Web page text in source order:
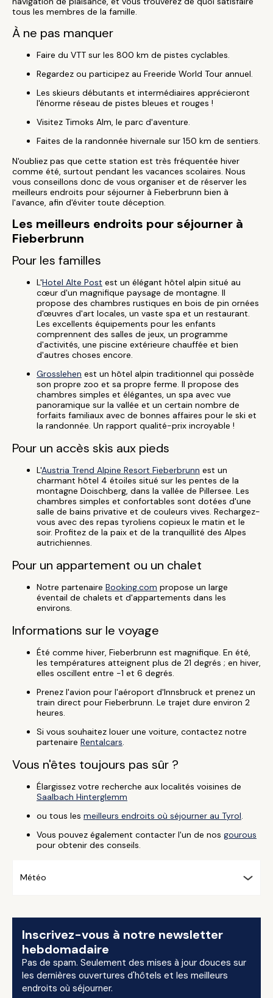
tous les membres de la famille.
À ne pas manquer
Faire du VTT sur les 800 km de pistes cyclables.
Regardez ou participez au Freeride World Tour annuel.
Les skieurs débutants et intermédiaires apprécieront
l'énorme réseau de pistes bleues et rouges !
Visitez Timoks Alm, le parc d'aventure.
Faites de la randonnée hivernale sur 150 km de sentiers.
N'oubliez pas que cette station est très fréquentée hiver
comme été, surtout pendant les vacances scolaires. Nous
vous conseillons donc de vous organiser et de réserver les
meilleurs endroits pour séjourner à Fieberbrunn bien à
l'avance, afin d'éviter toute déception.
Les meilleurs endroits pour séjourner à
Fieberbrunn
Pour les familles
L'Hotel Alte Post est un élégant hôtel alpin situé au
cœur d'un magnifique paysage de montagne. Il
propose des chambres rustiques en bois de pin ornées
d'œuvres d'art locales, un vaste spa et un restaurant.
Les excellents équipements pour les enfants
comprennent des salles de jeux, un programme
d'activités, une piscine extérieure chauffée et bien
d'autres choses encore.
Grosslehen est un hôtel alpin traditionnel qui possède
son propre zoo et sa propre ferme. Il propose des
chambres simples et élégantes, un spa avec vue
panoramique sur la vallée et un certain nombre de
forfaits familiaux avec de bonnes affaires pour le ski et
la randonnée. Un rapport qualité-prix incroyable !
Pour un accès skis aux pieds
L'Austria Trend Alpine Resort Fieberbrunn est un
charmant hôtel 4 étoiles situé sur les pentes de la
montagne Doischberg, dans la vallée de Pillersee. Les
chambres simples et confortables sont dotées d'une
salle de bains privative et de couleurs vives. Rechargez-
vous avec des repas tyroliens copieux le matin et le
soir. Profitez de la paix et de la tranquillité des Alpes
autrichiennes.
Pour un appartement ou un chalet
Notre partenaire Booking.com propose un large
éventail de chalets et d'appartements dans les
environs.
Informations sur le voyage
Été comme hiver, Fieberbrunn est magnifique. En été,
les températures atteignent plus de 21 degrés ; en hiver,
elles oscillent entre -1 et 6 degrés.
Prenez l'avion pour l'aéroport d'Innsbruck et prenez un
train direct pour Fieberbrunn. Le trajet dure environ 2
heures.
Si vous souhaitez louer une voiture, contactez notre
partenaire Rentalcars.
Vous n'êtes toujours pas sûr ?
Élargissez votre recherche aux localités voisines de
Saalbach Hinterglemm
ou tous les meilleurs endroits où séjourner au Tyrol.
Vous pouvez également contacter l'un de nos gourous
pour obtenir des conseils.
Météo
Inscrivez-vous à notre newsletter
hebdomadaire
Pas de spam. Seulement des mises à jour douces sur
les dernières ouvertures d'hôtels et les meilleurs
endroits où séjourner.